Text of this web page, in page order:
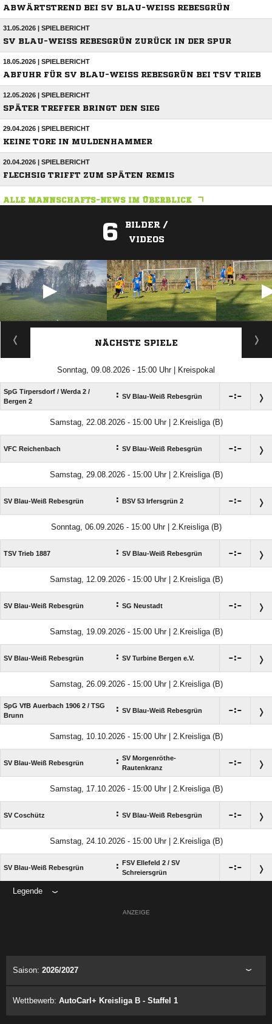
ABWÄRTSTREND BEI SV BLAU-WEISS REBESGRÜN
31.05.2026 | SPIELBERICHT
SV BLAU-WEISS REBESGRÜN ZURÜCK IN DER SPUR
18.05.2026 | SPIELBERICHT
ABFUHR FÜR SV BLAU-WEISS REBESGRÜN BEI TSV TRIEB
12.05.2026 | SPIELBERICHT
SPÄTER TREFFER BRINGT DEN SIEG
29.04.2026 | SPIELBERICHT
KEINE TORE IN MULDENHAMMER
20.04.2026 | SPIELBERICHT
FLECHSIG TRIFFT ZUM SPÄTEN REMIS
ALLE MANNSCHAFTS-NEWS IM ÜBERBLICK
6
BILDER /
VIDEOS
ANZEIGE
NÄCHSTE SPIELE
Sonntag, 09.08.2026 - 15:00 Uhr | Kreispokal
SpG Tirpersdorf /​ Werda 2 /​
Bergen 2
: SV Blau-Weiß Rebesgrün :
Samstag, 22.08.2026 - 15:00 Uhr | 2.Kreisliga (B)
VFC Reichenbach : SV Blau-Weiß Rebesgrün :
Samstag, 29.08.2026 - 15:00 Uhr | 2.Kreisliga (B)
SV Blau-Weiß Rebesgrün : BSV 53 Irfersgrün 2 :
Sonntag, 06.09.2026 - 15:00 Uhr | 2.Kreisliga (B)
TSV Trieb 1887 : SV Blau-Weiß Rebesgrün :
Samstag, 12.09.2026 - 15:00 Uhr | 2.Kreisliga (B)
SV Blau-Weiß Rebesgrün : SG Neustadt :
Samstag, 19.09.2026 - 15:00 Uhr | 2.Kreisliga (B)
SV Blau-Weiß Rebesgrün : SV Turbine Bergen e.V. :
Samstag, 26.09.2026 - 15:00 Uhr | 2.Kreisliga (B)
SpG VfB Auerbach 1906 2 /​ TSG
Brunn
: SV Blau-Weiß Rebesgrün :
Samstag, 10.10.2026 - 15:00 Uhr | 2.Kreisliga (B)
SV Blau-Weiß Rebesgrün : SV Morgenröthe-
Rautenkranz
:
Samstag, 17.10.2026 - 15:00 Uhr | 2.Kreisliga (B)
SV Coschütz : SV Blau-Weiß Rebesgrün :
Samstag, 24.10.2026 - 15:00 Uhr | 2.Kreisliga (B)
SV Blau-Weiß Rebesgrün :
FSV Ellefeld 2 /​ SV
Schreiersgrün
:
Legende
ANZEIGE
Saison: 2026/2027
Wettbewerb: AutoCarl+ Kreisliga B - Staffel 1